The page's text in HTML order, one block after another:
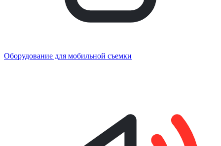
Оборудование для мобильной съемки